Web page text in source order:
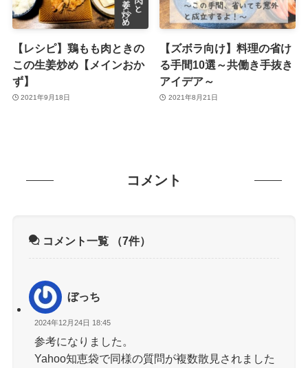
【レシピ】鶏もも肉ときの
この生姜炒め【メインおか
ず】
2021年9月18日
【ズボラ向け】料理の省け
る手間10選～共働き手抜き
アイデア～
2021年8月21日
コメント
コメント一覧 （7件）
ぼっち
2024年12月24日 18:45
参考になりました。
Yahoo知恵袋で同様の質問が複数散見されました